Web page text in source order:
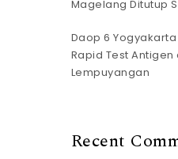
Magelang Ditutup
Daop 6
Rapid Test Antigen
Lempuyangan
Recent